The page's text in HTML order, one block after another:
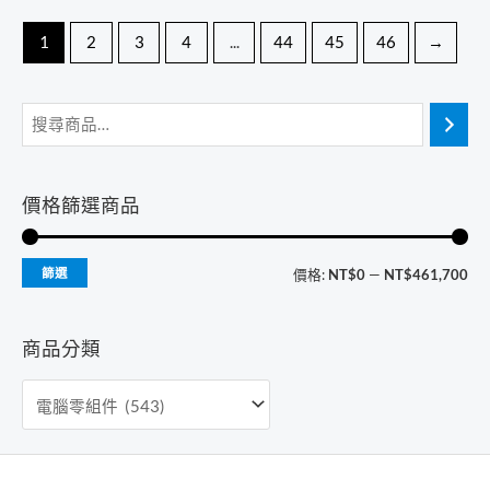
價格篩選商品
最
最
篩選 價格: NT$0 — NT$461,700
商品分類
1 2 3 4 ... 44 45 46 →